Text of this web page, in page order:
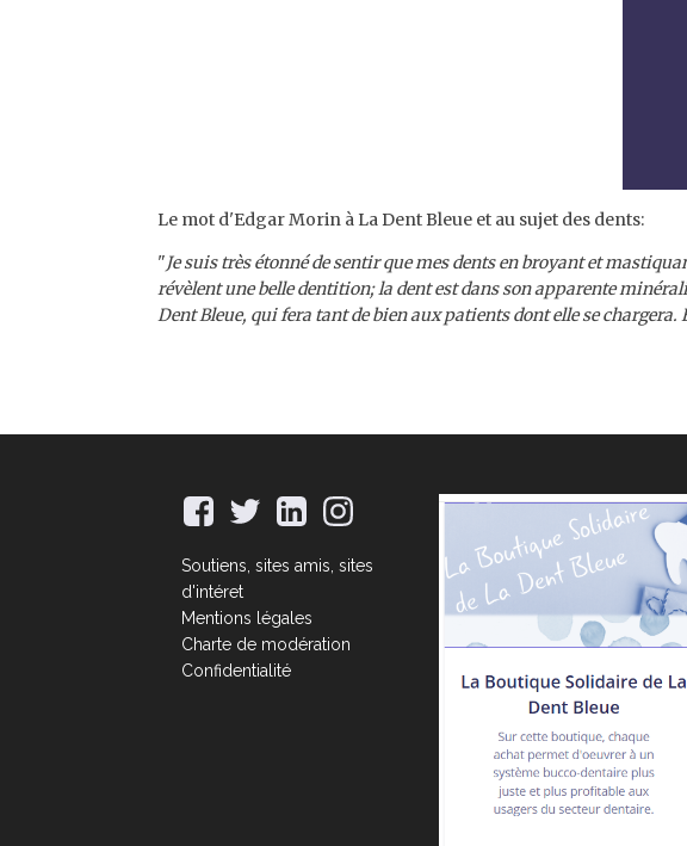
Le mot d'Edgar Morin à La Dent Bleue et au sujet des dents:
"Je suis très étonné de sentir que mes dents en broyant et
révèlent une belle dentition; la dent est dans son apparente
Dent Bleue, qui fera tant de bien aux patients dont elle se
Soutiens, sites amis, sites
d'intéret
Mentions légales
Charte de modération
Confidentialité